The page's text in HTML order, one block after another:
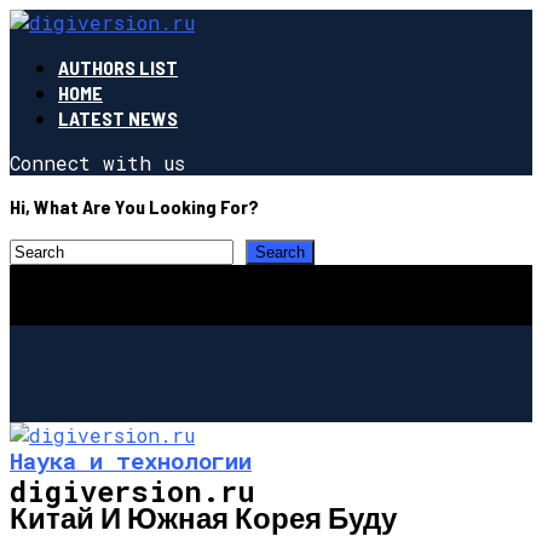
AUTHORS LIST
HOME
LATEST NEWS
Connect with us
Hi, What Are You Looking For?
digiversion.ru
Наука и технологии
Китай И Южная Корея Буду